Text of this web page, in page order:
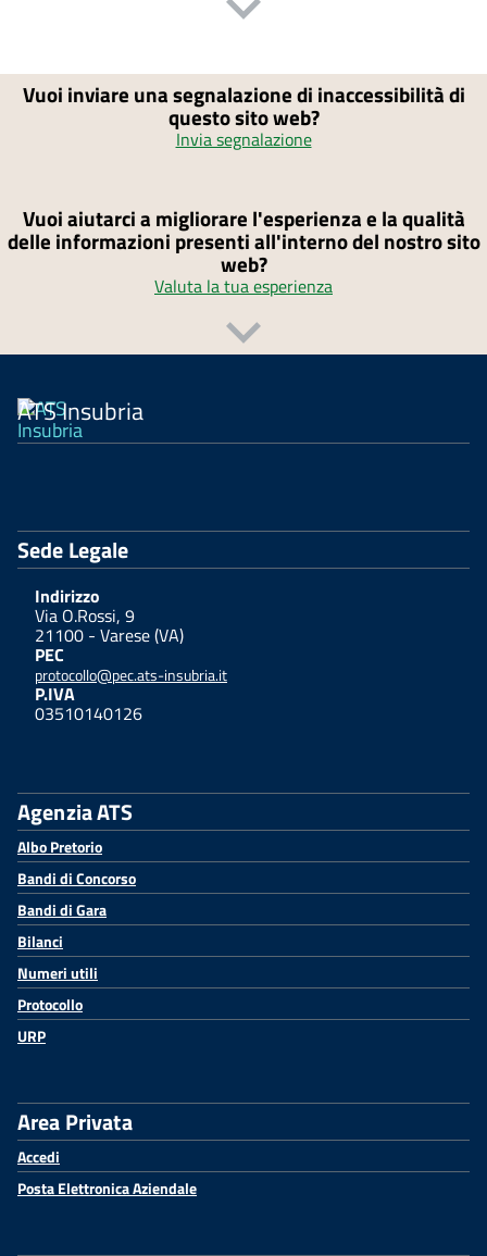
Vuoi inviare una segnalazione di inaccessibilità di
questo sito web?
Invia segnalazione
Vuoi aiutarci a migliorare l'esperienza e la qualità
delle informazioni presenti all'interno del nostro sito
web?
Valuta la tua esperienza
ATS Insubria
Sede Legale
Indirizzo
Via O.Rossi, 9
21100 - Varese (VA)
PEC
protocollo@pec.ats-insubria.it
P.IVA
03510140126
Agenzia ATS
Albo Pretorio
Bandi di Concorso
Bandi di Gara
Bilanci
Numeri utili
Protocollo
URP
Area Privata
Accedi
Posta Elettronica Aziendale